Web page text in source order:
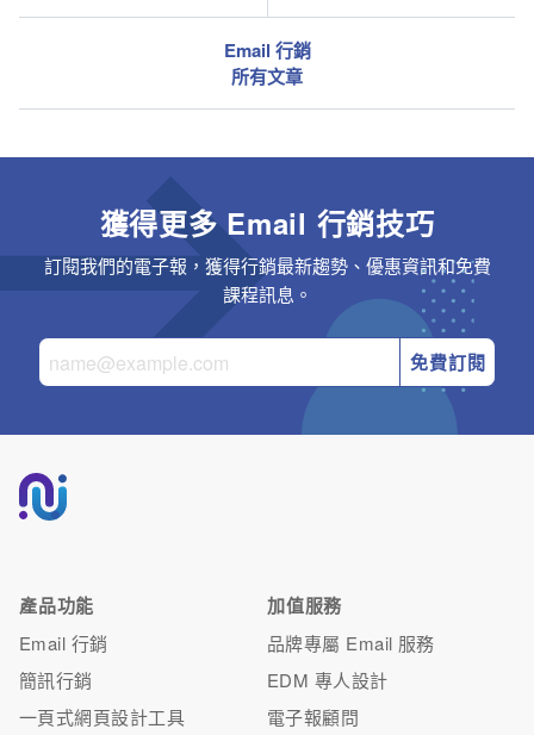
Email 行銷
所有文章
獲得更多 Email 行銷技巧
訂閱我們的電子報，獲得行銷最新趨勢、優惠資訊和免費
課程訊息。
免費訂閱
產品功能
Email 行銷
簡訊行銷
一頁式網頁設計工具
加值服務
品牌專屬 Email 服務
EDM 專人設計
電子報顧問